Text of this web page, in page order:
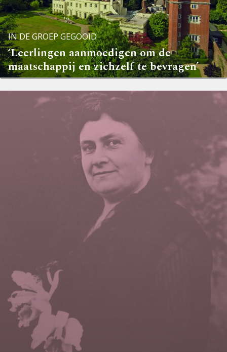
IN DE GROEP GEGOOID
‘Leerlingen aanmoedigen om de
maatschappij en zichzelf te bevragen’